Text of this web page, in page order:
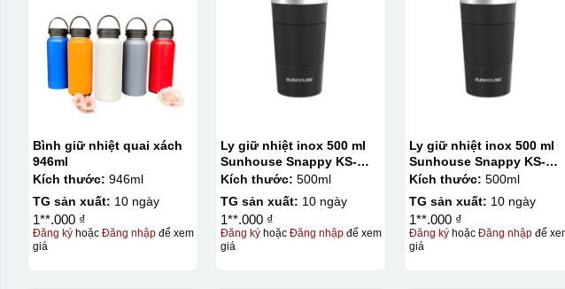
Bình giữ nhiệt quai xách
946ml
Kích thước: 946ml
TG sản xuất: 10 ngày
1**.000 ₫
Đăng kýhoặc Đăng nhậpđể xem
giá
Ly giữ nhiệt inox 500 ml
Sunhouse Snappy KS-
TU500S
Kích thước: 500ml
TG sản xuất: 10 ngày
1**.000 ₫
Đăng ký hoặcĐăng nhập để xem
giá
Ly giữ nhiệt inox 500 ml
Sunhouse Snappy KS-
TU500S
Kích thước: 500ml
TG sản xuất: 10 ngày
1**.000 ₫
Đăng kýhoặc Đăng nhậpđể
giá